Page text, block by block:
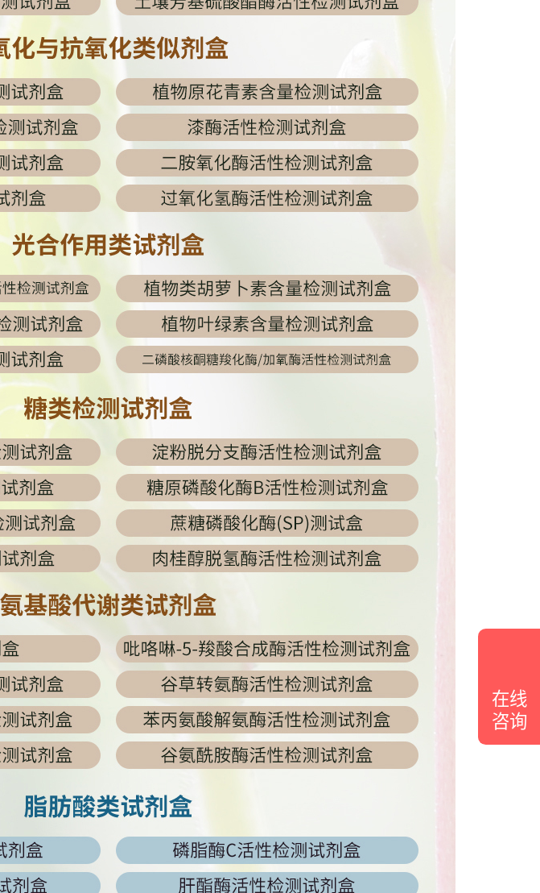
在线
咨询